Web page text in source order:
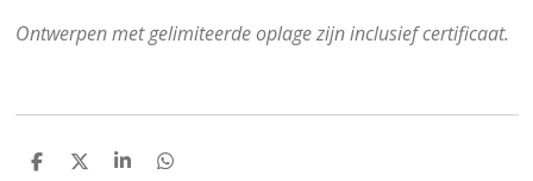
Ontwerpen met gelimiteerde oplage zijn inclusief certificaat.
D
D
S
D